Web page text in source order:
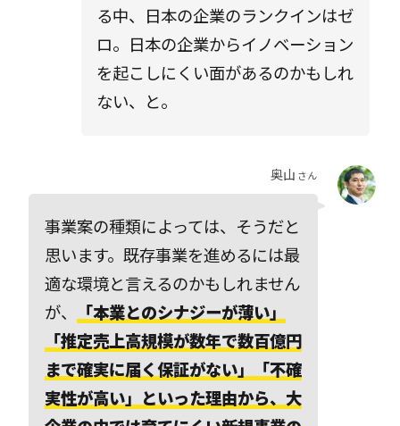
る中、日本の企業のランクインはゼ
ロ。日本の企業からイノベーション
を起こしにくい面があるのかもしれ
ない、と。
奥山 さん
事業案の種類によっては、そうだと
思います。既存事業を進めるには最
適な環境と言えるのかもしれません
が、
「本業とのシナジーが薄い」
「推定売上高規模が数年で数百億円
まで確実に届く保証がない」「不確
実性が高い」といった理由から、大